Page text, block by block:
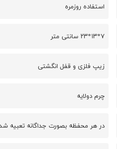
استفاده روزمره
۷*۱۳*۲۳ سانتی متر
زیپ فلزی و قفل انگشتی
چرم دولایه
در هر محفظه بصورت جداگانه تعبیه